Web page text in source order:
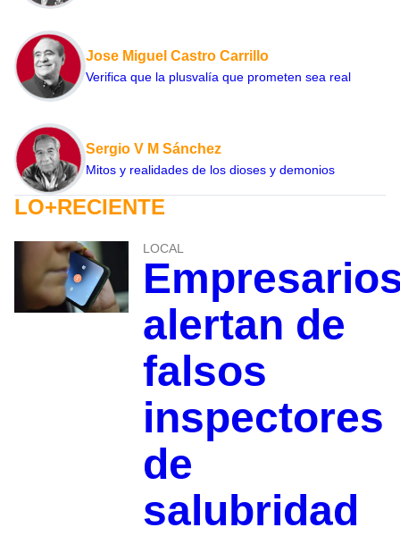
Jose Miguel Castro Carrillo
Verifica que la plusvalía que prometen sea real
Sergio V M Sánchez
Mitos y realidades de los dioses y demonios
LO+RECIENTE
LOCAL
alertan de
falsos
inspectores
de
salubridad